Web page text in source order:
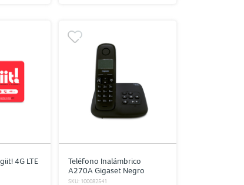
4G LTE
Teléfono Inalámbrico
A270A Gigaset Negro
SKU: 100082541